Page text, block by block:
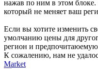
нажав по ним в этом блоке.
который не меняет ваш
Если вы хотите изменить
умолчанию цены для
регион и предпочитаюемую
К сожалению, нам не
Market